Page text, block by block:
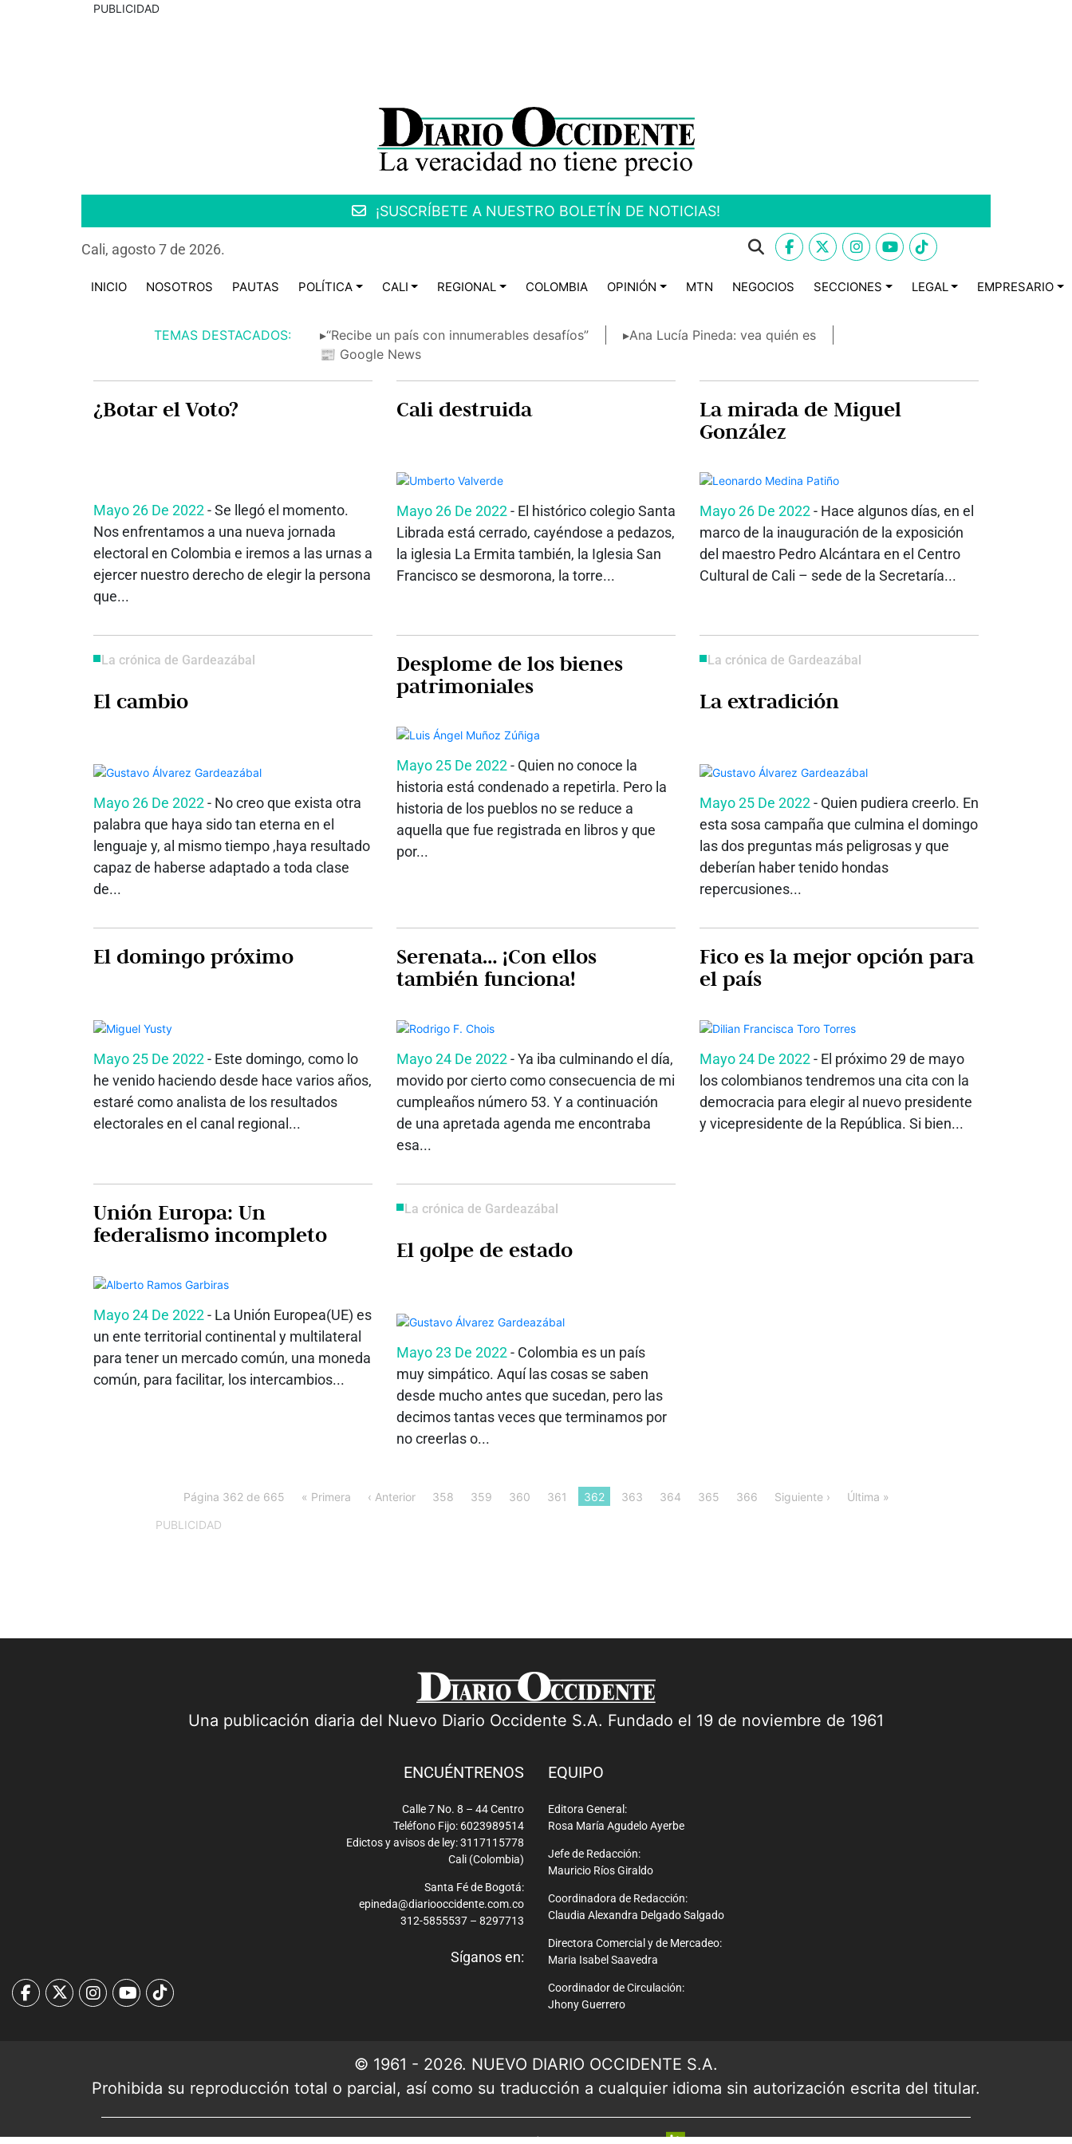
PUBLICIDAD
¡SUSCRÍBETE A NUESTRO BOLETÍN DE NOTICIAS!
Cali, agosto 7 de 2026.
INICIO NOSOTROS PAUTAS POLÍTICA CALI REGIONAL COLOMBIA OPINIÓN MTN NEGOCIOS SECCIONES LEGAL EMPRESARIO
TEMAS DESTACADOS: ▸“Recibe un país con innumerables desafíos”
▸Ana Lucía Pineda: vea quién es
📰 Google News
¿Botar el Voto?
Mayo 26 De 2022- Se llegó el momento.
Nos enfrentamos a una nueva jornada
electoral en Colombia e iremos a las urnas a
ejercer nuestro derecho de elegir la persona
que...
Cali destruida
Mayo 26 De 2022- El histórico colegio Santa
Librada está cerrado, cayéndose a pedazos,
la iglesia La Ermita también, la Iglesia San
Francisco se desmorona, la torre...
La mirada de Miguel
González
Mayo 26 De 2022- Hace algunos días, en el
marco de la inauguración de la exposición
del maestro Pedro Alcántara en el Centro
Cultural de Cali – sede de la Secretaría...
La crónica de Gardeazábal
El cambio
Mayo 26 De 2022- No creo que exista otra
palabra que haya sido tan eterna en el
lenguaje y, al mismo tiempo ,haya resultado
capaz de haberse adaptado a toda clase
de...
Desplome de los bienes
patrimoniales
Mayo 25 De 2022- Quien no conoce la
historia está condenado a repetirla. Pero la
historia de los pueblos no se reduce a
aquella que fue registrada en libros y que
por...
La crónica de Gardeazábal
La extradición
Mayo 25 De 2022- Quien pudiera creerlo. En
esta sosa campaña que culmina el domingo
las dos preguntas más peligrosas y que
deberían haber tenido hondas
repercusiones...
El domingo próximo
Mayo 25 De 2022- Este domingo, como lo
he venido haciendo desde hace varios años,
estaré como analista de los resultados
electorales en el canal regional...
Serenata… ¡Con ellos
también funciona!
Mayo 24 De 2022- Ya iba culminando el día,
movido por cierto como consecuencia de mi
cumpleaños número 53. Y a continuación
de una apretada agenda me encontraba
esa...
Fico es la mejor opción para
el país
Mayo 24 De 2022- El próximo 29 de mayo
los colombianos tendremos una cita con la
democracia para elegir al nuevo presidente
y vicepresidente de la República. Si bien...
Unión Europa: Un
federalismo incompleto
Mayo 24 De 2022- La Unión Europea(UE) es
un ente territorial continental y multilateral
para tener un mercado común, una moneda
común, para facilitar, los intercambios...
La crónica de Gardeazábal
El golpe de estado
Mayo 23 De 2022- Colombia es un país
muy simpático. Aquí las cosas se saben
desde mucho antes que sucedan, pero las
decimos tantas veces que terminamos por
no creerlas o...
Página 362 de 665 « Primera ‹ Anterior 358 359 360 361 362 363 364 365 366 Siguiente › Última »
PUBLICIDAD
Una publicación diaria del Nuevo Diario Occidente S.A. Fundado el 19 de noviembre de 1961
ENCUÉNTRENOS
Calle 7 No. 8 – 44 Centro
Teléfono Fijo: 6023989514
Edictos y avisos de ley: 3117115778
Cali (Colombia)
Santa Fé de Bogotá:
epineda@diariooccidente.com.co
312-5855537 – 8297713
Síganos en:
EQUIPO
Editora General:
Rosa María Agudelo Ayerbe
Jefe de Redacción:
Mauricio Ríos Giraldo
Coordinadora de Redacción:
Claudia Alexandra Delgado Salgado
Directora Comercial y de Mercadeo:
Maria Isabel Saavedra
Coordinador de Circulación:
Jhony Guerrero
© 1961 - 2026. NUEVO DIARIO OCCIDENTE S.A.
Prohibida su reproducción total o parcial, así como su traducción a cualquier idioma sin autorización escrita del titular.